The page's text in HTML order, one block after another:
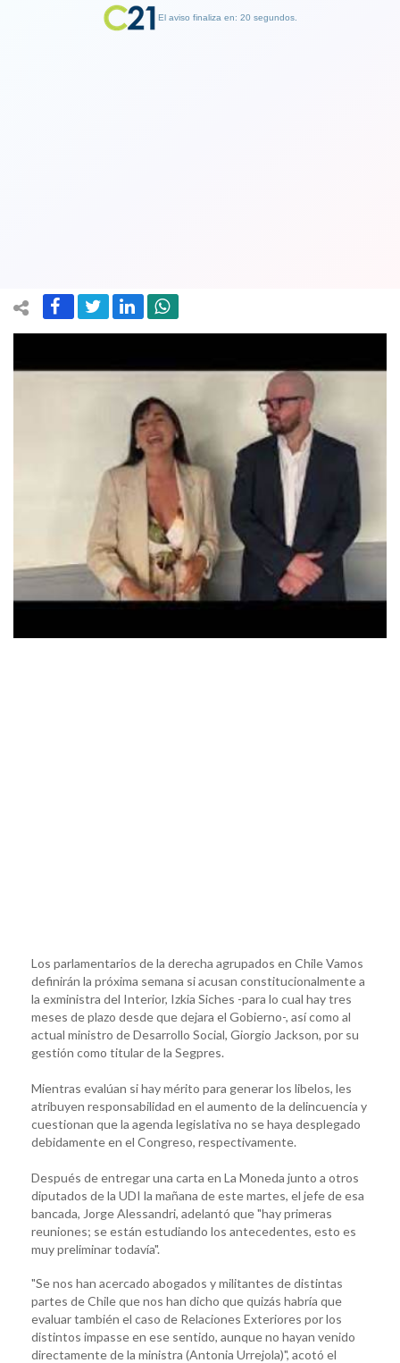
Los parlamentarios de la derecha agrupados en Chile Vamos
definirán la próxima semana si acusan constitucionalmente a
la exministra del Interior, Izkia Siches -para lo cual hay tres
meses de plazo desde que dejara el Gobierno-, así como al
actual ministro de Desarrollo Social, Giorgio Jackson, por su
gestión como titular de la Segpres.
Mientras evalúan si hay mérito para generar los libelos, les
atribuyen responsabilidad en el aumento de la delincuencia y
cuestionan que la agenda legislativa no se haya desplegado
debidamente en el Congreso, respectivamente.
Después de entregar una carta en La Moneda junto a otros
diputados de la UDI la mañana de este martes, el jefe de esa
bancada, Jorge Alessandri, adelantó que "hay primeras
reuniones; se están estudiando los antecedentes, esto es
muy preliminar todavía".
"Se nos han acercado abogados y militantes de distintas
partes de Chile que nos han dicho que quizás habría que
evaluar también el caso de Relaciones Exteriores por los
distintos impasse en ese sentido, aunque no hayan venido
directamente de la ministra (Antonia Urrejola)", acotó el
El aviso finaliza en: 19 segundos.